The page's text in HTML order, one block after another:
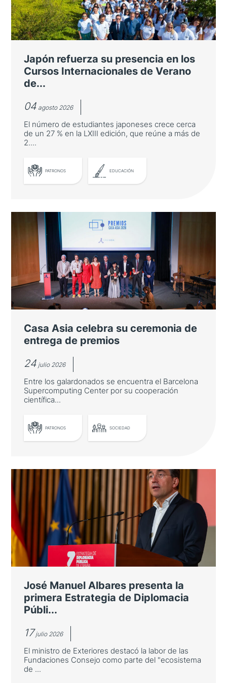
Japón refuerza su presencia en los
Cursos Internacionales de Verano
de...
04 agosto 2026
El número de estudiantes japoneses crece cerca
de un 27 % en la LXIII edición, que reúne a más de
2....
PATRONOS EDUCACIÓN
Japón refuerza su presencia en los
Cursos Internacionales de Verano
de la Universidad de Salamanca
El número de estudiantes japoneses crece
cerca de un 27 % en la LXIII edición, que
reúne a más de 2.700 participantes de 80
Casa Asia celebra su ceremonia de
entrega de premios
24 julio 2026
Entre los galardonados se encuentra el Barcelona
Supercomputing Center por su cooperación
científica...
PATRONOS SOCIEDAD
Casa Asia celebra su ceremonia de
entrega de premios
Entre los galardonados se encuentra el
Barcelona Supercomputing Center por su
cooperación científica con Japón
José Manuel Albares presenta la
primera Estrategia de Diplomacia
Públi...
17 julio 2026
El ministro de Exteriores destacó la labor de las
Fundaciones Consejo como parte del "ecosistema
de ...